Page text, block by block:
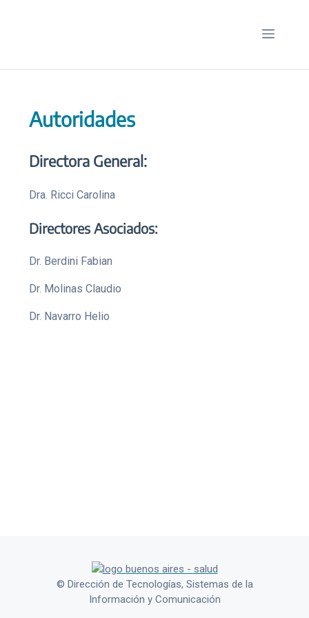
Menú
Autoridades
Directora General:
Dra. Ricci Carolina
Directores Asociados:
Dr. Berdini Fabian
Dr. Molinas Claudio
Dr. Navarro Helio
© Dirección de Tecnologías, Sistemas de la
Información y Comunicación